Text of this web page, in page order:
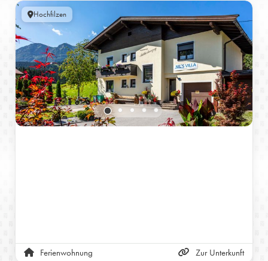
Hochfilzen
Ferienwohnung Zur Unterkunft